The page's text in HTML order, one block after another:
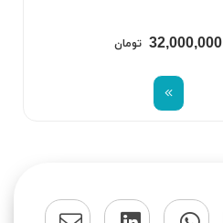
32,000,000 تومان